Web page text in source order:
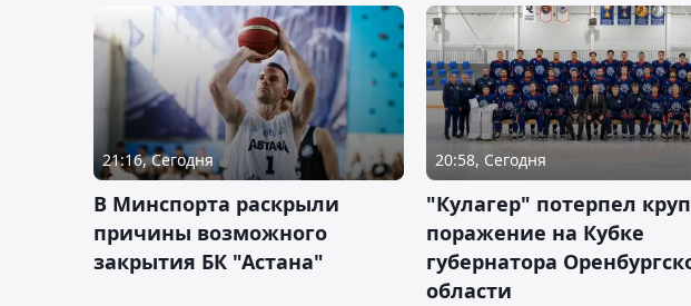
21:16, Сегодня
В Минспорта раскрыли
причины возможного
закрытия БК "Астана"
20:58, Сегодня
"Кулагер" потерпел
поражение на Кубке
губернатора
области